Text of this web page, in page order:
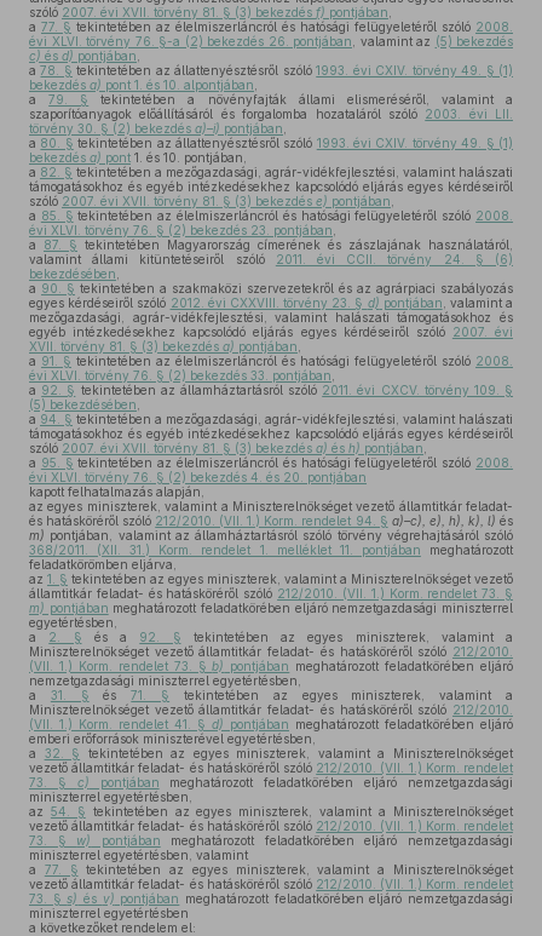
szóló 2007. évi XVII. törvény 81. § (3) bekezdés f) pontjában
a 77. § tekintetében az élelmiszerláncról és hatósági felügyeletéről szóló 2008.
évi XLVI. törvény 76. §-a (2) bekezdés 26. pontjában , valamint az (5) bekezdés
c) és d) pontjában
a78. § tekintetében az állattenyésztésről szóló1993. évi CXIV. törvény 49. § (1)
bekezdés a) pont 1. és 10. alpontjában
a79. §
tekintetében a növényfajták állami elismeréséről, valamint a
szaporítóanyagok előállításáról és forgalomba hozataláról szóló 2003. évi LII.
törvény 30. § (2) bekezdés a)–i) pontjában
a 80. § tekintetében az állattenyésztésről szóló 1993. évi CXIV. törvény 49. § (1)
bekezdés a) pont 1. és 10. pontjában,
a 82. § tekintetében a mezőgazdasági, agrár-vidékfejlesztési, valamint halászati
támogatásokhoz és egyéb intézkedésekhez kapcsolódó eljárás egyes kérdéseiről
szóló 2007. évi XVII. törvény 81. § (3) bekezdés e) pontjában
a 85. § tekintetében az élelmiszerláncról és hatósági felügyeletéről szóló 2008.
évi XLVI. törvény 76. § (2) bekezdés 23. pontjában
a 87. § tekintetében Magyarország címerének és zászlajának használatáról,
valamint állami kitüntetéseiről szóló 2011. évi CCII. törvény 24. § (6)
bekezdésében
a 90. § tekintetében a szakmaközi szervezetekről és az agrárpiaci szabályozás
egyes kérdéseiről szóló 2012. évi CXXVIII. törvény 23. § d) pontjában , valamint a
mezőgazdasági, agrár-vidékfejlesztési, valamint halászati támogatásokhoz és
egyéb intézkedésekhez kapcsolódó eljárás egyes kérdéseiről szóló 2007. évi
XVII. törvény 81. § (3) bekezdés a) pontjában
a 91. § tekintetében az élelmiszerláncról és hatósági felügyeletéről szóló 2008.
évi XLVI. törvény 76. § (2) bekezdés 33. pontjában
a 92. § tekintetében az államháztartásról szóló 2011. évi CXCV. törvény 109. §
(5) bekezdésében
a 94. § tekintetében a mezőgazdasági, agrár-vidékfejlesztési, valamint halászati
támogatásokhoz és egyéb intézkedésekhez kapcsolódó eljárás egyes kérdéseiről
szóló 2007. évi XVII. törvény 81. § (3) bekezdés a) és h) pontjában
a 95. § tekintetében az élelmiszerláncról és hatósági felügyeletéről szóló 2008.
évi XLVI. törvény 76. § (2) bekezdés 4. és 20. pontjában
kapott felhatalmazás alapján,
az egyes miniszterek, valamint a Miniszterelnökséget vezető államtitkár feladat-
és hatásköréről szóló 212/2010. (VII. 1.) Korm. rendelet 94. § a)–c), e), h), k), l) és
m) pontjában, valamint az államháztartásról szóló törvény végrehajtásáról szóló
368/2011. (XII. 31.) Korm. rendelet 1. melléklet 11. pontjában meghatározott
feladatkörömben eljárva,
az 1. § tekintetében az egyes miniszterek, valamint a Miniszterelnökséget vezető
államtitkár feladat- és hatásköréről szóló 212/2010. (VII. 1.) Korm. rendelet 73. §
m) pontjában meghatározott feladatkörében eljáró nemzetgazdasági miniszterrel
egyetértésben,
a 2. § és a 92. § tekintetében az egyes miniszterek, valamint a
Miniszterelnökséget vezető államtitkár feladat- és hatásköréről szóló 212/2010.
(VII. 1.) Korm. rendelet 73. §b) pontjában meghatározott feladatkörében eljáró
nemzetgazdasági miniszterrel egyetértésben,
a 31. § és71. § tekintetében az egyes miniszterek, valamint a
Miniszterelnökséget vezető államtitkár feladat- és hatásköréről szóló 212/2010.
(VII. 1.) Korm. rendelet 41. § d) pontjában meghatározott feladatkörében eljáró
emberi erőforrások miniszterével egyetértésben,
a 32. § tekintetében az egyes miniszterek, valamint a Miniszterelnökséget
vezető államtitkár feladat- és hatásköréről szóló 212/2010. (VII. 1.) Korm. rendelet
73. § c) pontjában meghatározott feladatkörében eljáró nemzetgazdasági
miniszterrel egyetértésben,
az 54. § tekintetében az egyes miniszterek, valamint a Miniszterelnökséget
vezető államtitkár feladat- és hatásköréről szóló 212/2010. (VII. 1.) Korm. rendelet
73. § w) pontjában meghatározott feladatkörében eljáró nemzetgazdasági
miniszterrel egyetértésben, valamint
a 77. § tekintetében az egyes miniszterek, valamint a Miniszterelnökséget
vezető államtitkár feladat- és hatásköréről szóló 212/2010. (VII. 1.) Korm. rendelet
73. §s) és v) pontjában meghatározott feladatkörében eljáró nemzetgazdasági
miniszterrel egyetértésben
a következőket rendelem el: